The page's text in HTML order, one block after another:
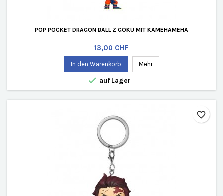
POP POCKET DRAGON BALL Z GOKU MIT KAMEHAMEHA
Preis
13,00 CHF
In den Warenkorb Mehr
 auf Lager
favorite_border